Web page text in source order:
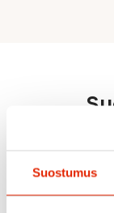
Suostumus